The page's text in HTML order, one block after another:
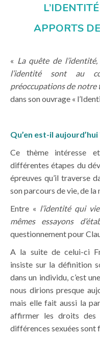
APPORTS
« La quête de
l’identité sont au
préoccupations de notre
dans son ouvrage «
Qu’en est-il aujourd’hui
Ce thème intéresse
différentes étapes du
épreuves qu’il traverse
son parcours de vie, de la
Entre « l’identité qui
mêmes essayons
questionnement pour
A la suite de celui-ci
insiste sur la définition
dans un individu, c’est
nous dirions presque
mais elle fait aussi la
affirmer les droits des
différences sexuées sont